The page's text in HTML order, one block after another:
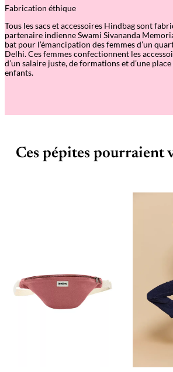
Fabrication éthique
Tous les sacs et accessoires Hindbag sont
partenaire indienne Swami Sivananda
bat pour l’émancipation des femmes d’un
Delhi. Ces femmes confectionnent les
d’un salaire juste, de formations et d’une
enfants.
Ces pépites pourraient